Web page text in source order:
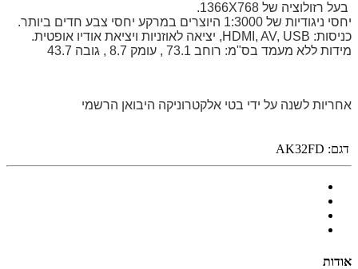
בעל רזולוציה של 1366X768.
יחסי ניגודיות של 1:3000 היוצרים במרקע יחסי צבע חדים ביותר.
כניסות: HDMI, AV, USB, יציאה לאוזניות ויציאת אודיו אופטית.
מידות ללא מעמד בס"מ: רוחב 73.1 , עומק 8.7 , גובה 43.7
אחריות לשנה על ידי בטי אלקטרוניקה היבואן הרשמי
דגם: AK32FD
אודות